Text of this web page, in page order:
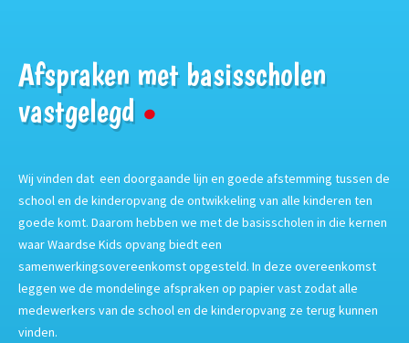
Afspraken met basisscholen
vastgelegd
Wij vinden dat een doorgaande lijn en goede afstemming tussen de
school en de kinderopvang de ontwikkeling van alle kinderen ten
goede komt. Daarom hebben we met de basisscholen in die kernen
waar Waardse Kids opvang biedt een
samenwerkingsovereenkomst opgesteld. In deze overeenkomst
leggen we de mondelinge afspraken op papier vast zodat alle
medewerkers van de school en de kinderopvang ze terug kunnen
vinden.